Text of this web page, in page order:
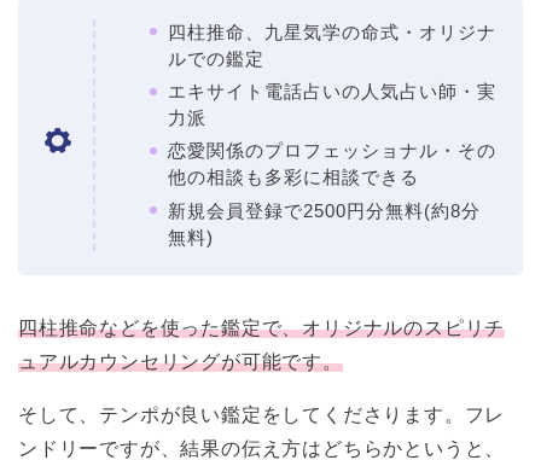
四柱推命、九星気学の命式・オリジナ
ルでの鑑定
エキサイト電話占いの人気占い師・実
力派
恋愛関係のプロフェッショナル・その
他の相談も多彩に相談できる
新規会員登録で2500円分無料(約8分
無料)
四柱推命などを使った鑑定で、オリジナルのスピリチ
ュアルカウンセリングが可能です。
そして、テンポが良い鑑定をしてくださります。フレ
ンドリーですが、結果の伝え方はどちらかというと、